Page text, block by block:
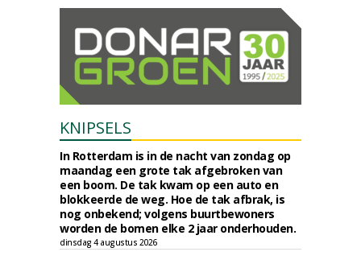
KNIPSELS
In Rotterdam is in de nacht van zondag op
maandag een grote tak afgebroken van
een boom. De tak kwam op een auto en
blokkeerde de weg. Hoe de tak afbrak, is
nog onbekend; volgens buurtbewoners
worden de bomen elke 2 jaar onderhouden.
dinsdag 4 augustus 2026